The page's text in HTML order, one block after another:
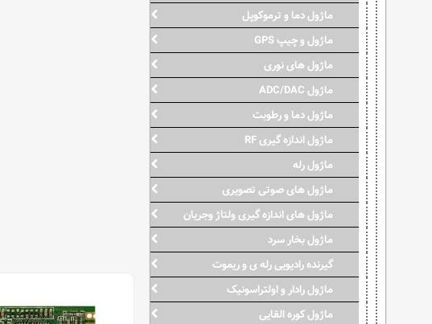
ماژول دما و ترموکوپل
ماژول و چیپ GPS
ماژول های نوری
ماژول ADC/DAC
ماژول دما و رطوبت
ماژول اندازه گیری RF
ماژول رله
ماژول های صوتی تصویری
ماژول های اندازه گیری ولتاژ وجریان
ماژول بخار سرد
گیرنده رادیویی رله ی و ریموت
ماژول رادار و اولتراسونیک
ماژول کوره القایی